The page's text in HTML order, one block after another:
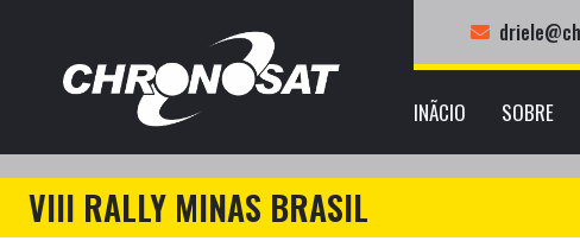
INÃ­CIO SOBRE
VIII RALLY MINAS BRASIL